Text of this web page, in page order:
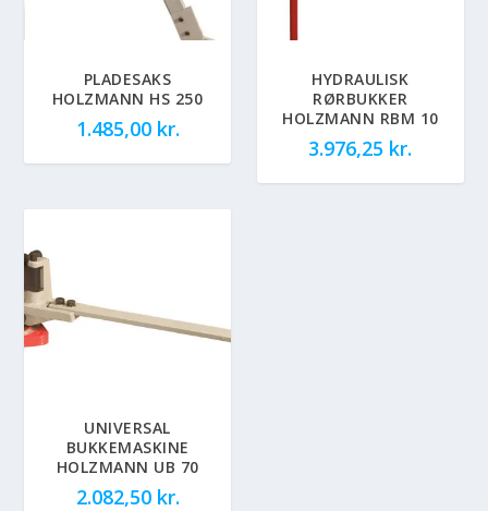
PLADESAKS
HOLZMANN HS 250
1.485,00 kr.
HYDRAULISK
RØRBUKKER
HOLZMANN RBM 10
3.976,25 kr.
UNIVERSAL
BUKKEMASKINE
HOLZMANN UB 70
2.082,50 kr.